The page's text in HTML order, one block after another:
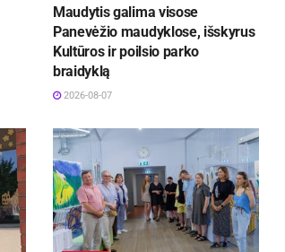
Maudytis galima visose
Panevėžio maudyklose, išskyrus
Kultūros ir poilsio parko
braidyklą
2026-08-07